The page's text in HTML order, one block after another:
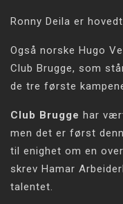
Ronny Deila er
Også norske Hugo
Club Brugge, som
de tre første
Club Brugge har
men det er først
til enighet om en
skrev Hamar
talentet.